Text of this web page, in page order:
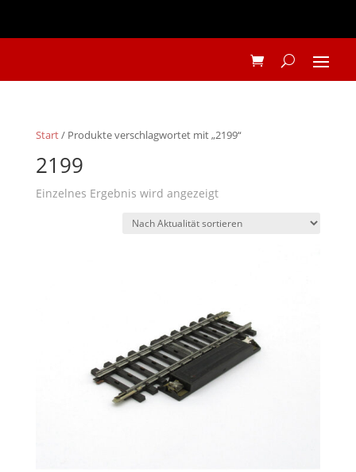
Start/ Produkte verschlagwortet mit „2199“
2199
Einzelnes Ergebnis wird angezeigt